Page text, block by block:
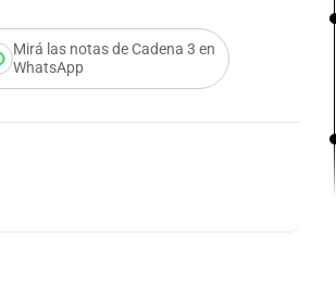
Mirá las notas de Cadena 3 en
WhatsApp